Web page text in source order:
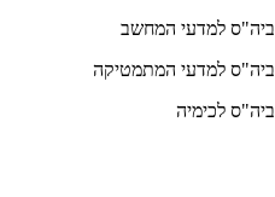
ביה"ס למדעי המחשב
ביה"ס למדעי המתמטיקה
ביה"ס לכימיה